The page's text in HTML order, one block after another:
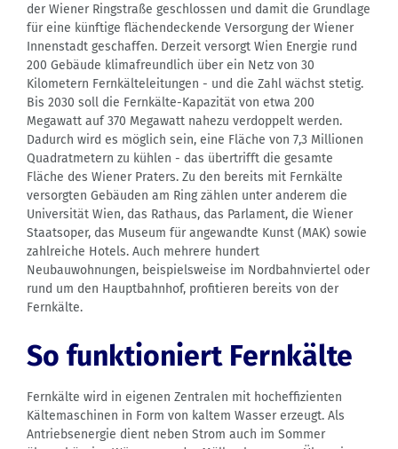
der Wiener Ringstraße geschlossen und damit die Grundlage
für eine künftige flächendeckende Versorgung der Wiener
Innenstadt geschaffen. Derzeit versorgt Wien Energie rund
200 Gebäude klimafreundlich über ein Netz von 30
Kilometern Fernkälteleitungen - und die Zahl wächst stetig.
Bis 2030 soll die Fernkälte-Kapazität von etwa 200
Megawatt auf 370 Megawatt nahezu verdoppelt werden.
Dadurch wird es möglich sein, eine Fläche von 7,3 Millionen
Quadratmetern zu kühlen - das übertrifft die gesamte
Fläche des Wiener Praters. Zu den bereits mit Fernkälte
versorgten Gebäuden am Ring zählen unter anderem die
Universität Wien, das Rathaus, das Parlament, die Wiener
Staatsoper, das Museum für angewandte Kunst (MAK) sowie
zahlreiche Hotels. Auch mehrere hundert
Neubauwohnungen, beispielsweise im Nordbahnviertel oder
rund um den Hauptbahnhof, profitieren bereits von der
Fernkälte.
So funktioniert Fernkälte
Fernkälte wird in eigenen Zentralen mit hocheffizienten
Kältemaschinen in Form von kaltem Wasser erzeugt. Als
Antriebsenergie dient neben Strom auch im Sommer